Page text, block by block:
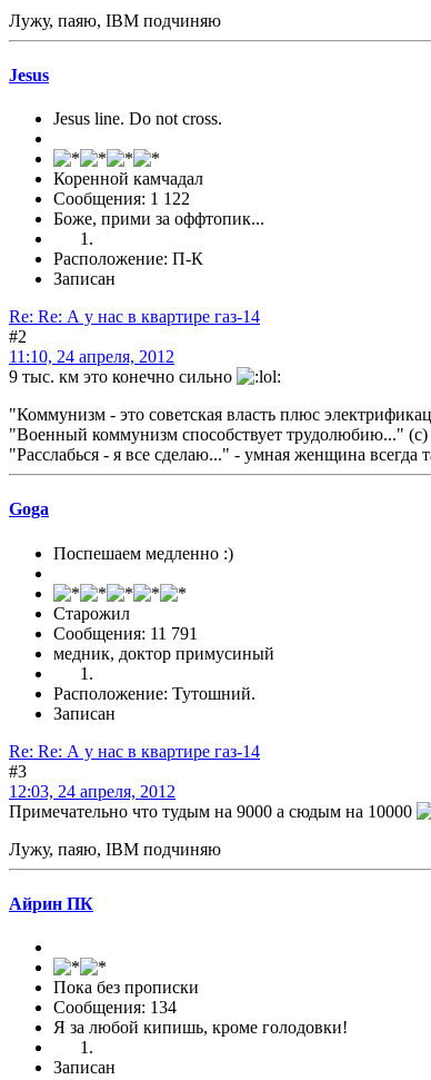
Лужу, паяю, IBM подчиняю
Jesus
Jesus line. Do not cross.
Коренной камчадал
Сообщения: 1 122
Боже, прими за оффтопик...
Расположение: П-К
Записан
Re: Re: А у нас в квартире газ-14
#2
11:10, 24 апреля, 2012
9 тыс. км это конечно сильно
"Коммунизм - это советская власть плюс
"Военный коммунизм способствует трудолюбию..." (с)
"Расслабься - я все сделаю..." - умная женщина
Goga
Поспешаем медленно :)
Старожил
Сообщения: 11 791
медник, доктор примусиный
Расположение: Тутошний.
Записан
Re: Re: А у нас в квартире газ-14
#3
12:03, 24 апреля, 2012
Примечательно что тудым на 9000 а сюдым на 10000
Лужу, паяю, IBM подчиняю
Айрин ПК
Пока без прописки
Сообщения: 134
Я за любой кипишь, кроме голодовки!
Записан